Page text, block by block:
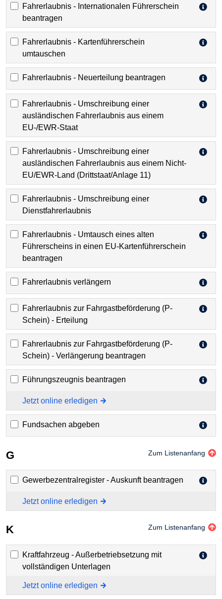
Fahrerlaubnis - Internationalen Führerschein
beantragen
Fahrerlaubnis - Kartenführerschein
umtauschen
Fahrerlaubnis - Neuerteilung beantragen
Fahrerlaubnis - Umschreibung einer
ausländischen Fahrerlaubnis aus einem
EU-/EWR-Staat
Fahrerlaubnis - Umschreibung einer
ausländischen Fahrerlaubnis aus einem Nicht-
EU/EWR-Land (Drittstaat/Anlage 11)
Fahrerlaubnis - Umschreibung einer
Dienstfahrerlaubnis
Fahrerlaubnis - Umtausch eines alten
Führerscheins in einen EU-Kartenführerschein
beantragen
Fahrerlaubnis verlängern
Fahrerlaubnis zur Fahrgastbeförderung (P-
Schein) - Erteilung
Fahrerlaubnis zur Fahrgastbeförderung (P-
Schein) - Verlängerung beantragen
Führungszeugnis beantragen
Jetzt online erledigen
Fundsachen abgeben
G Zum Listenanfang
Gewerbezentralregister - Auskunft beantragen
Jetzt online erledigen
K Zum Listenanfang
Kraftfahrzeug - Außerbetriebsetzung mit
vollständigen Unterlagen
Jetzt online erledigen